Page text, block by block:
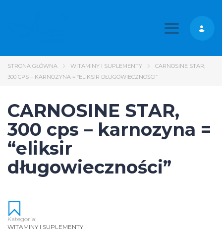
Toggle
STRONA GŁÓWNA WITAMINY I SUPLEMENTY
CARNOSINE STAR,
300 CPS – KARNOZYNA = “ELIKSIR DŁUGOWIECZNOŚCI”
CARNOSINE STAR,
300 cps – karnozyna =
“eliksir
długowieczności”
Kategoria:
WITAMINY I SUPLEMENTY